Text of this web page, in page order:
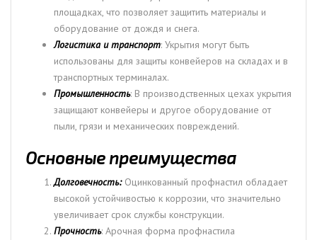
площадках, что позволяет защитить материалы и
оборудование от дождя и снега.
Логистика и транспорт: Укрытия могут быть
использованы для защиты конвейеров на складах и в
транспортных терминалах.
Промышленность: В производственных цехах укрытия
защищают конвейеры и другое оборудование от
пыли, грязи и механических повреждений.
Основные преимущества
Долговечность:Оцинкованный профнастил обладает
высокой устойчивостью к коррозии, что значительно
увеличивает срок службы конструкции.
Прочность: Арочная форма профнастила